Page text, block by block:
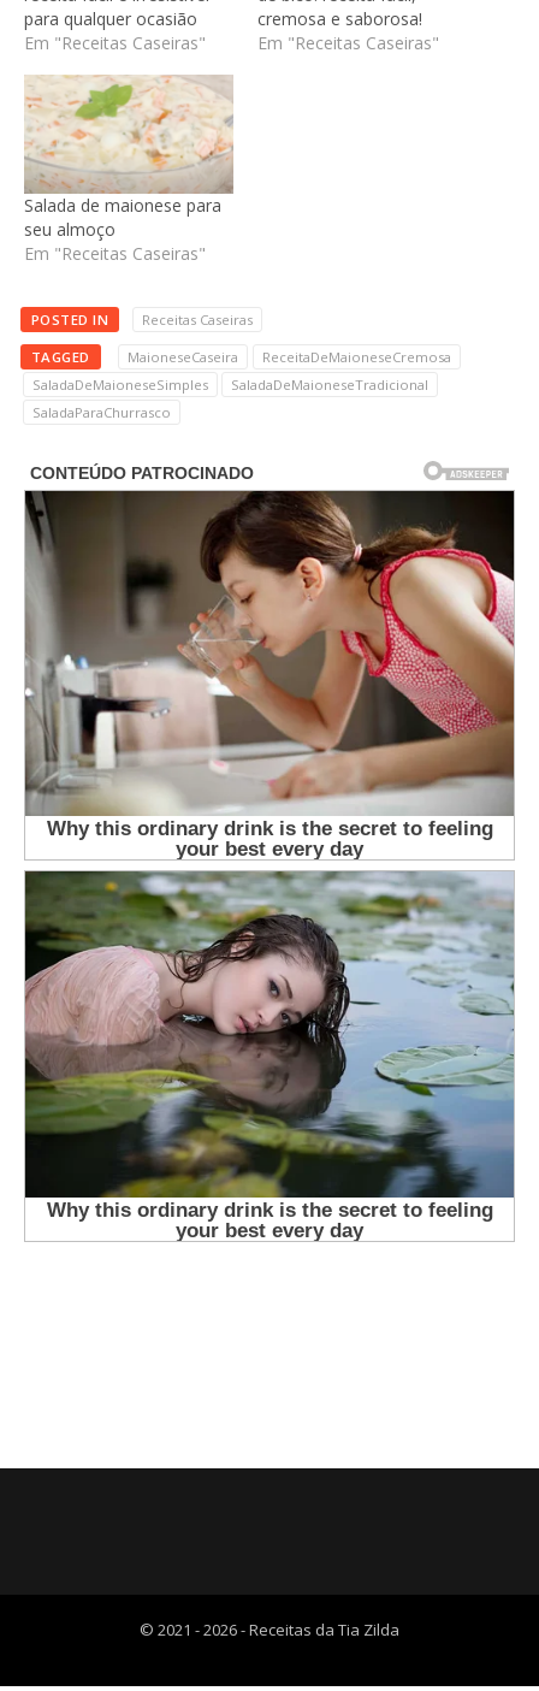
para qualquer ocasião
Em "Receitas Caseiras"
cremosa e saborosa!
Em "Receitas Caseiras"
Salada de maionese para
seu almoço
Em "Receitas Caseiras"
POSTED IN Receitas Caseiras
TAGGED MaioneseCaseira
ReceitaDeMaioneseCremosa
SaladaDeMaioneseSimples
SaladaDeMaioneseTradicional
SaladaParaChurrasco
© 2021 - 2026 - Receitas da Tia Zilda